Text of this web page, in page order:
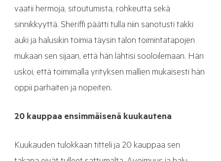
vaatii hermoja, sitoutumista, rohkeutta sekä
sinnikkyyttä. Sheriffi päätti tulla niin sanotusti takki
auki ja halusikin toimia täysin talon toimintatapojen
mukaan sen sijaan, että hän lähtisi sooloilemaan. Hän
uskoi, että toimimalla yrityksen mallien mukaisesti hän
oppii parhaiten ja nopeiten.
20 kauppaa ensimmäisenä kuukautena
Kuukauden tulokkaan titteli ja 20 kauppaa sen